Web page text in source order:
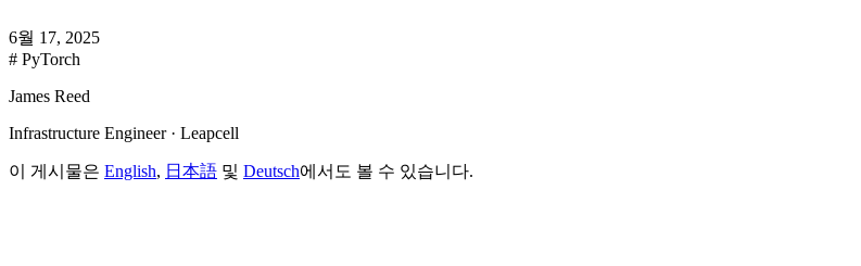
6월 17, 2025
# PyTorch
James Reed
Infrastructure Engineer · Leapcell
이 게시물은 English, 日本語 및 Deutsch에서도 볼 수 있습니다.